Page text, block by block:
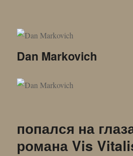
Dan Markovich
попался на
романа Vis